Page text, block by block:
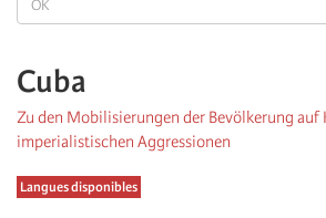
Cuba
Zu den Mobilisierungen der Bevölkerung auf
imperialistischen Aggressionen
Langues disponibles